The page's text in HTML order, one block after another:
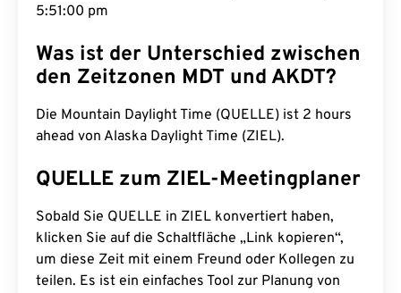
5:51:01 pm
Was ist der Unterschied zwischen
den Zeitzonen MDT und AKDT?
Die Mountain Daylight Time (QUELLE) ist 2 hours
ahead von Alaska Daylight Time (ZIEL).
QUELLE zum ZIEL-Meetingplaner
Sobald Sie QUELLE in ZIEL konvertiert haben,
klicken Sie auf die Schaltfläche „Link kopieren“,
um diese Zeit mit einem Freund oder Kollegen zu
teilen. Es ist ein einfaches Tool zur Planung von